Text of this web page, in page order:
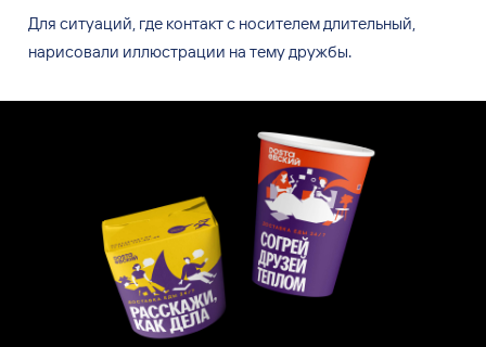
Для ситуаций, где контакт с носителем длительный,
нарисовали иллюстрации на тему дружбы.